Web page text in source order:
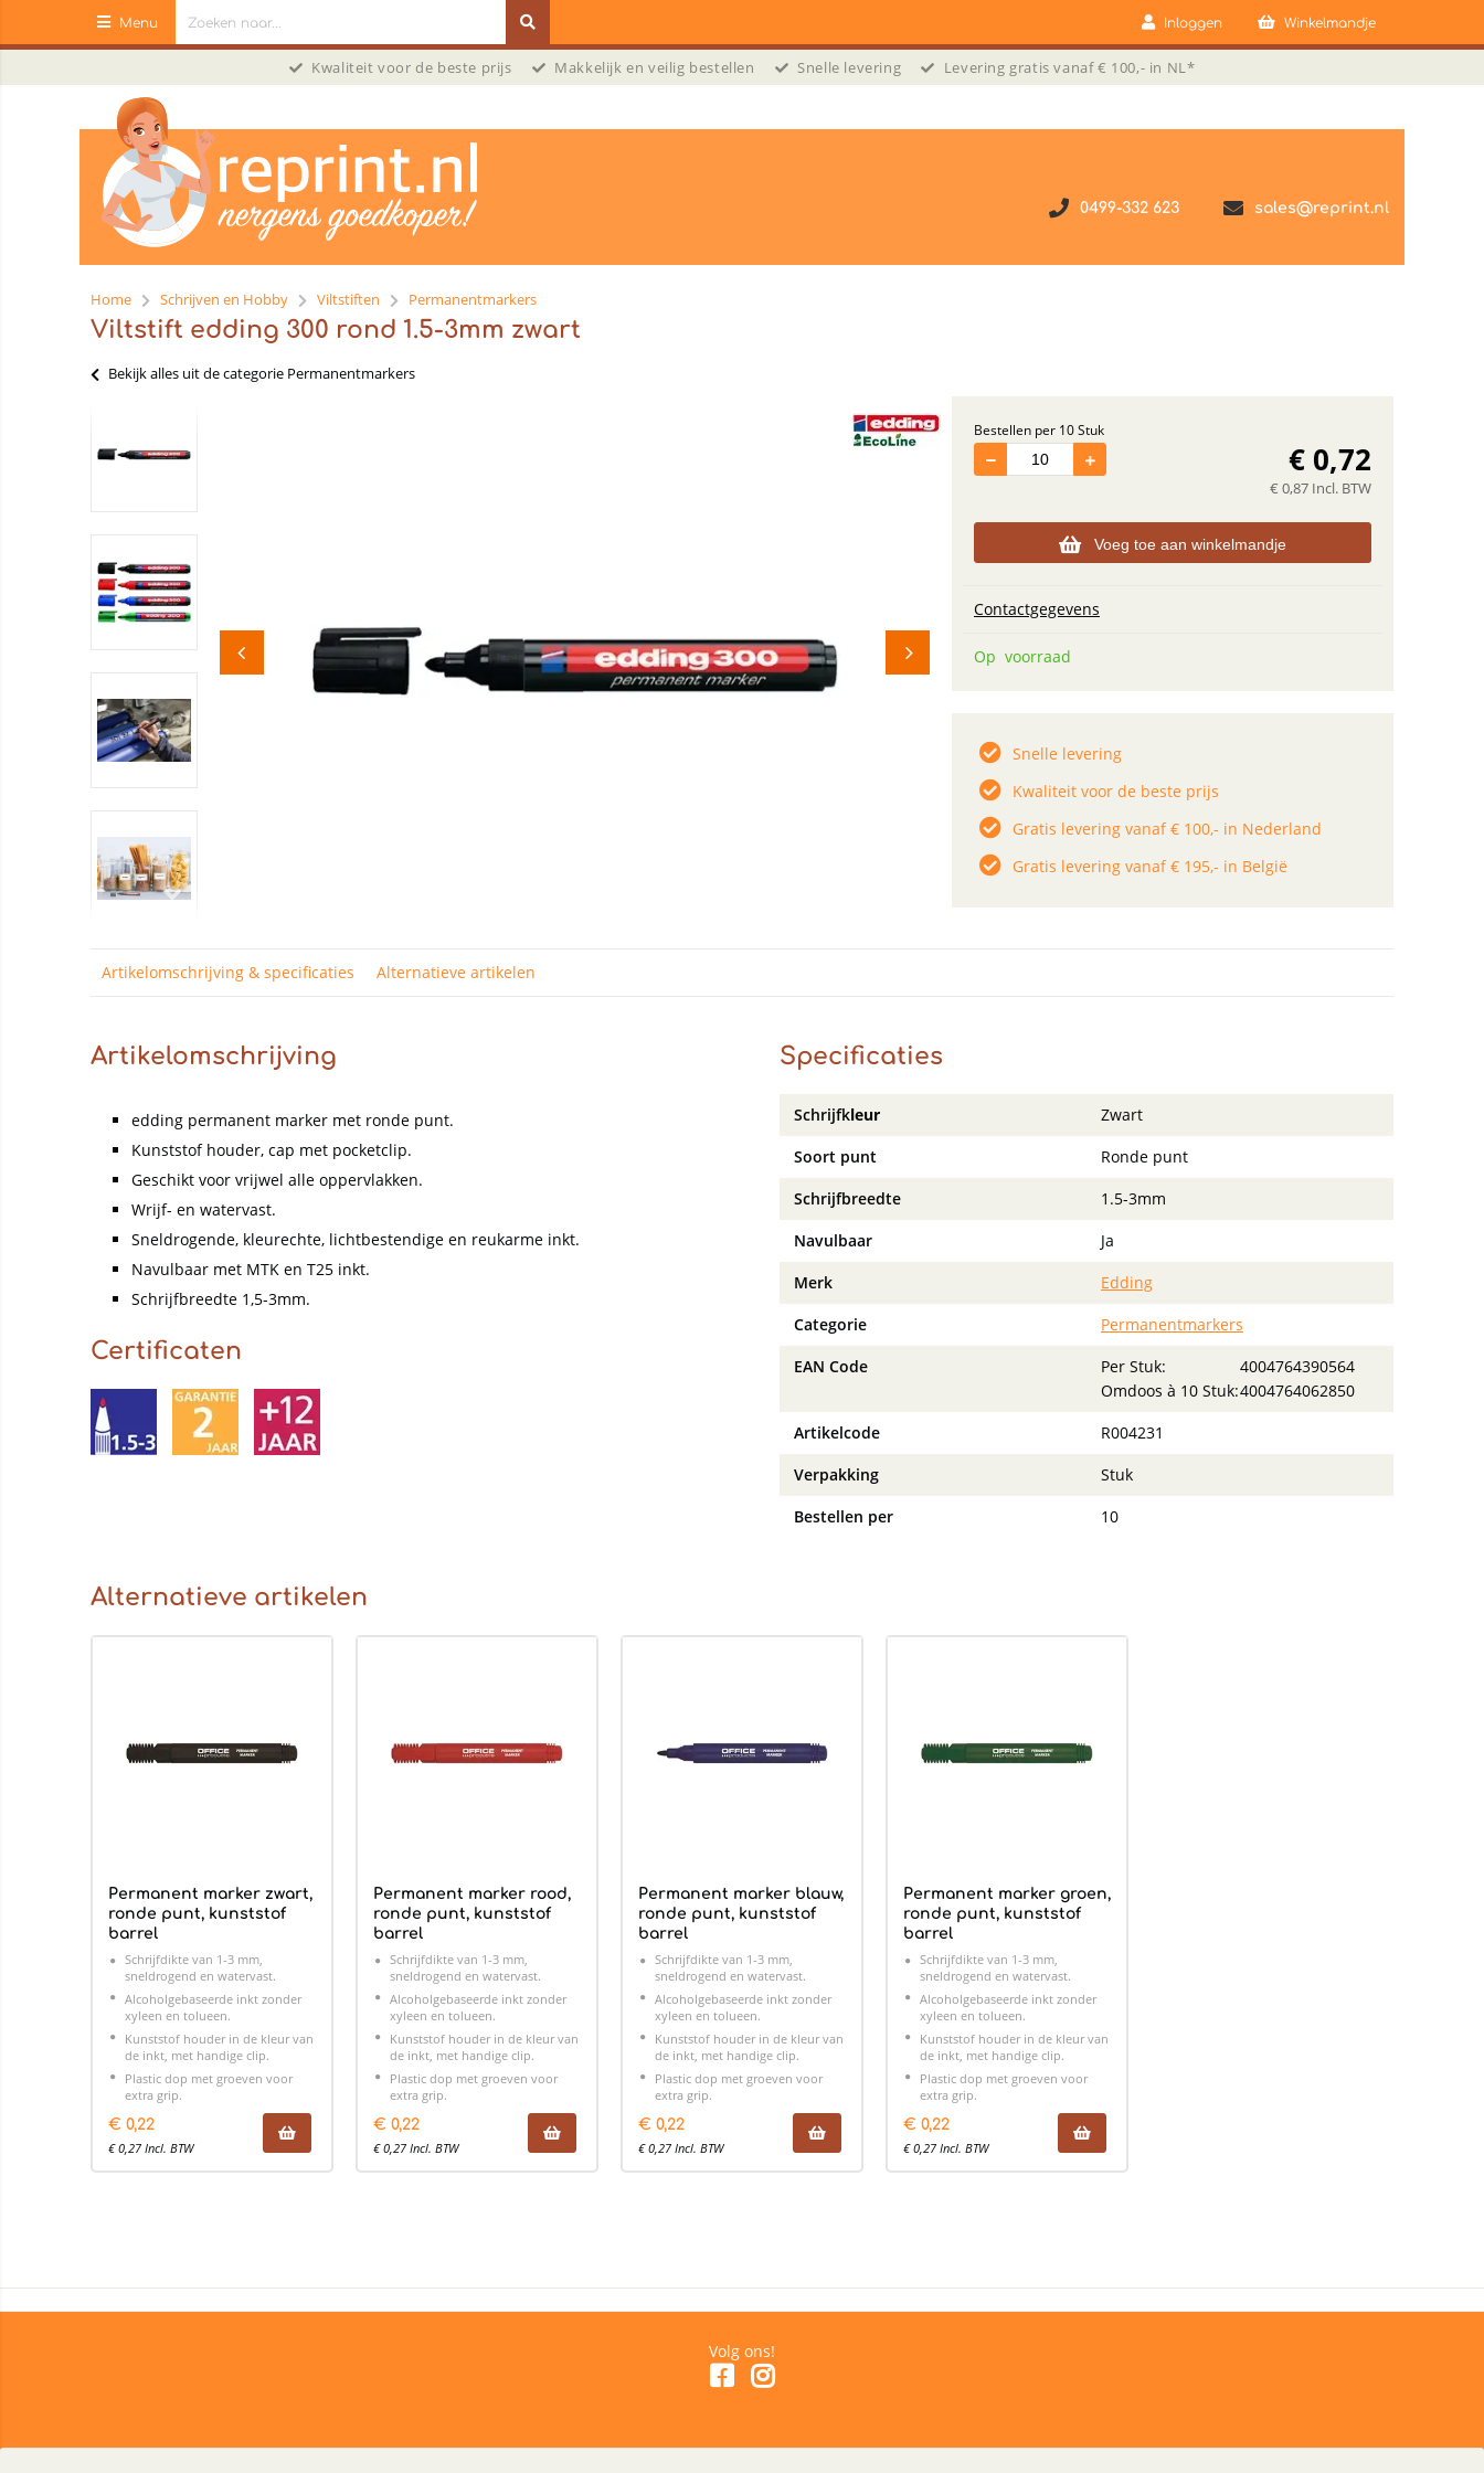
Menu Inloggen Winkelmandje
Kwaliteit voor de beste prijs Makkelijk en veilig bestellen Snelle levering Levering gratis vanaf € 100,- in NL*
sales@reprint.nl
0499-332 623
Home Schrijven en Hobby Viltstiften Permanentmarkers
Viltstift edding 300 rond 1.5-3mm zwart
Bekijk alles uit de categorie Permanentmarkers
Bestellen per 10 Stuk
€ 0,72
€ 0,87 Incl. BTW
Voeg toe aan winkelmandje
Contactgegevens
Op voorraad
Snelle levering
Kwaliteit voor de beste prijs
Gratis levering vanaf € 100,- in Nederland
Gratis levering vanaf € 195,- in België
Artikelomschrijving & specificaties Alternatieve artikelen
Artikelomschrijving
edding permanent marker met ronde punt.
Kunststof houder, cap met pocketclip.
Geschikt voor vrijwel alle oppervlakken.
Wrijf- en watervast.
Sneldrogende, kleurechte, lichtbestendige en reukarme inkt.
Navulbaar met MTK en T25 inkt.
Schrijfbreedte 1,5-3mm.
Certificaten
Specificaties
Schrijfkleur
Zwart
Soort punt
Ronde punt
Schrijfbreedte
1.5-3mm
Navulbaar
Ja
Merk
Edding
Categorie
Permanentmarkers
EAN Code
Per Stuk:
4004764390564
Omdoos à 10 Stuk:4004764062850
Artikelcode
R004231
Verpakking
Stuk
Bestellen per
10
Alternatieve artikelen
Permanent marker zwart,
ronde punt, kunststof
barrel
Schrijfdikte van 1-3 mm,
sneldrogend en watervast.
Alcoholgebaseerde inkt zonder
xyleen en tolueen.
Kunststof houder in de kleur van
de inkt, met handige clip.
Plastic dop met groeven voor
extra grip.
€ 0,22
€0,27 Incl. BTW
Permanent marker rood,
ronde punt, kunststof
barrel
Schrijfdikte van 1-3 mm,
sneldrogend en watervast.
Alcoholgebaseerde inkt zonder
xyleen en tolueen.
Kunststof houder in de kleur van
de inkt, met handige clip.
Plastic dop met groeven voor
extra grip.
€ 0,22
€0,27 Incl. BTW
Permanent marker blauw,
ronde punt, kunststof
barrel
Schrijfdikte van 1-3 mm,
sneldrogend en watervast.
Alcoholgebaseerde inkt zonder
xyleen en tolueen.
Kunststof houder in de kleur van
de inkt, met handige clip.
Plastic dop met groeven voor
extra grip.
€ 0,22
€0,27 Incl. BTW
Permanent marker groen,
ronde punt, kunststof
barrel
Schrijfdikte van 1-3 mm,
sneldrogend en watervast.
Alcoholgebaseerde inkt zonder
xyleen en tolueen.
Kunststof houder in de kleur van
de inkt, met handige clip.
Plastic dop met groeven voor
extra grip.
€ 0,22
€0,27 Incl. BTW
Volg ons!